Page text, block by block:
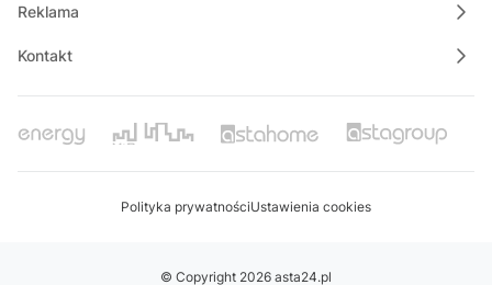
Reklama
Kontakt
Polityka prywatnościUstawienia cookies
© Copyright 2026 asta24.pl